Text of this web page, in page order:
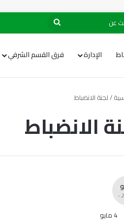
الإدارة فرق القسم الشرفي
/لجنة الانضباط
الانضباط
4 مايو